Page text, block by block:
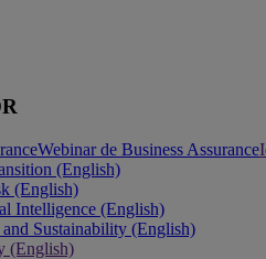
Webinar de Business Assurance
(English)
(English)
Intelligence (English)
Sustainability (English)
(English)